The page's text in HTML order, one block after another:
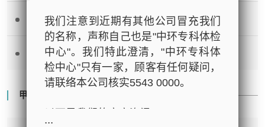
淋病球菌基因测试 Neisseria Gonorrhoea DNA
衣原体基因测试 Chlamydia Trachomatis DNA
甲状腺功能 Thyroid Function Study
我们注意到近期有其他公司冒充我们
的名称，声称自己也是"中环专科体检
中心"。我们特此澄清，"中环专科体
检中心"只有一家，顾客有任何疑问，
请联络本公司核实5543 0000。
...